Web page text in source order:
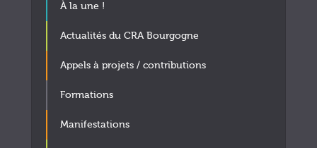
À la une !
Actualités du CRA Bourgogne
Appels à projets / contributions
Formations
Manifestations